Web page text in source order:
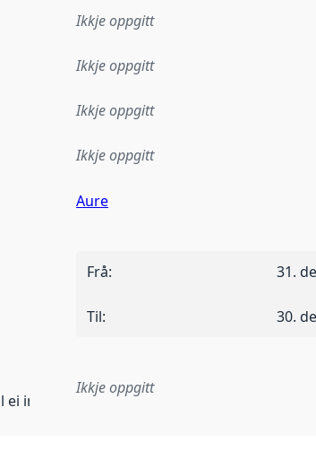
Ikkje oppgitt
Ikkje oppgitt
Ikkje oppgitt
Ikkje oppgitt
Aure
Frå: 31.
Til: 30.
ei implementeringsregel eller anna
Ikkje oppgitt